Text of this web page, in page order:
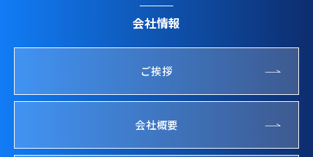
会社情報
ご挨拶
会社概要